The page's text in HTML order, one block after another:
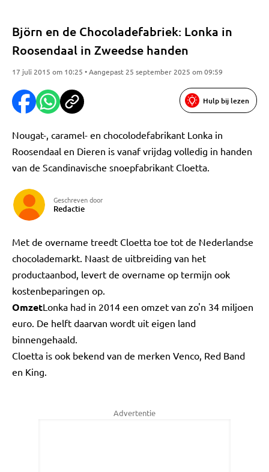
Björn en de Chocoladefabriek: Lonka in
Roosendaal in Zweedse handen
17 juli 2015 om 10:25 • Aangepast 25 september 2025 om 09:59
Hulp bij lezen
Nougat-, caramel- en chocolodefabrikant Lonka in
Roosendaal en Dieren is vanaf vrijdag volledig in handen
van de Scandinavische snoepfabrikant Cloetta.
Geschreven door
Redactie
Met de overname treedt Cloetta toe tot de Nederlandse
chocolademarkt. Naast de uitbreiding van het
productaanbod, levert de overname op termijn ook
kostenbeparingen op.
OmzetLonka had in 2014 een omzet van zo'n 34 miljoen
euro. De helft daarvan wordt uit eigen land
binnengehaald.
Cloetta is ook bekend van de merken Venco, Red Band
en King.
Advertentie